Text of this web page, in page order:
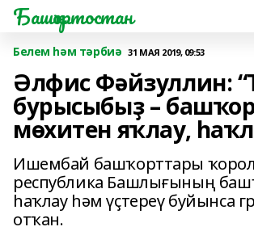
Башҡортостан
Белем һәм тәрбиә 31 МАЯ 2019, 09:53
Әлфис Фәйзуллин:
бурысыбыҙ –
мөхитен яҡлау,
Ишембай башҡорттары
республика Башлығының
һаҡлау һәм үҫтереү буйынса
отҡан.